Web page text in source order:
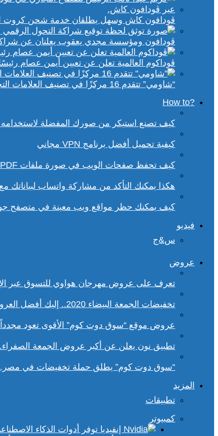
ڤودافون كاش وسهل يطلقان خدمة شحن كروت
ڤودافون ومؤسسة مجدي يعقوب يعلنان عن شراكة
ڤوداكوم العالمية تعلن عن تعيين أيمن عصام
“شاومي” تتقدم 16 مركزًا في تصنيف العلامات التجارية الأكثر تأثيرًا في إفريقيا لعام 2025
?How to
كيف تصنع استيكر من صورك المفضلة
كيفية تحميل أفضل برنامج VPN مجاني
كيف تحفظ صفحات الويب في صورة ملفات PDF من داخل متصفح كروم؟
هكذا يمكنك التأكد من مشاركة واتساب لبياناتك
كيف يمكنك حظر مواقع ويب معينة في متصفح
فيديو
س&ج
عروض
تعرف على عروض مهرجان هواوي للتسوق عبر
تخفيضات الجمعة البيضاء 2020.. إليك أفضل العروض على هواتف سامسونج
عروض موقع “سوق دوت كوم” الأقوى تعود مجدداً.. تخفيضات حتى 70%
تطبيق نون يعلن عن أكبر عروض الجمعة
“سوق دوت كوم” يطلق حملة تخفيضات في
المزيد
تطبيقات
كمبيوتر